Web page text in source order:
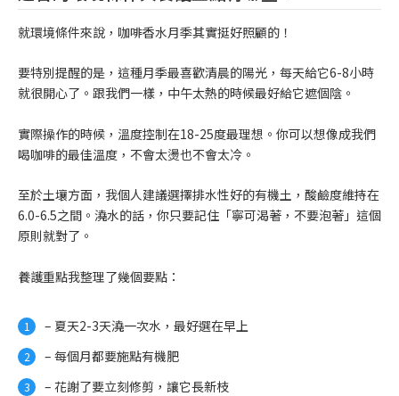
就環境條件來說，咖啡香水月季其實挺好照顧的！
要特別提醒的是，這種月季最喜歡清晨的陽光，每天給它6-8小時
就很開心了。跟我們一樣，中午太熱的時候最好給它遮個陰。
實際操作的時候，溫度控制在18-25度最理想。你可以想像成我們
喝咖啡的最佳溫度，不會太燙也不會太冷。
至於土壤方面，我個人建議選擇排水性好的有機土，酸鹼度維持在
6.0-6.5之間。澆水的話，你只要記住「寧可渴著，不要泡著」這個
原則就對了。
養護重點我整理了幾個要點：
– 夏天2-3天澆一次水，最好選在早上
– 每個月都要施點有機肥
– 花謝了要立刻修剪，讓它長新枝